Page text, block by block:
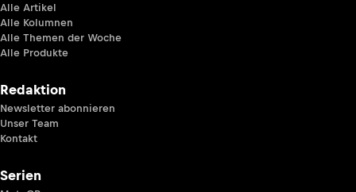
Alle Artikel
Alle Kolumnen
Alle Themen der Woche
Alle Produkte
Redaktion
Newsletter abonnieren
Unser Team
Kontakt
Serien